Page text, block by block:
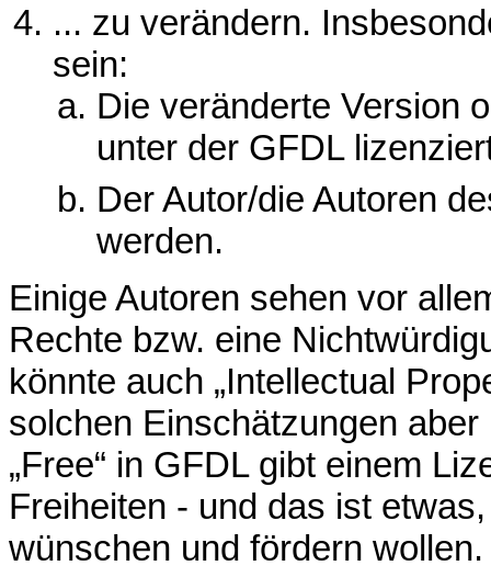
... zu verändern.
sein:
Die veränderte Version
unter der GFDL
Der Autor/die Autoren
werden.
Einige Autoren sehen vor
Rechte bzw. eine
könnte auch „Intellectual
solchen Einschätzungen
„Free“ in GFDL gibt einem
Freiheiten - und das ist
wünschen und fördern wollen.